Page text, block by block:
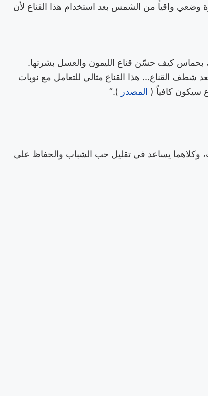
وضعي واقياً من الشمس بعد استخدام هذا القناع لأن
بحماس كيف حسّن قناع الليمون والعسل بشرتها.
القناع... هذا القناع مثالي للتعامل مع نوبات
سيكون كافياً ( المصدر ).”
وكلاهما يساعد في تقليل حب الشباب والحفاظ على